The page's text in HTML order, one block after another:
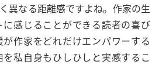
異なる距離感ですよね。作家の生
感じることができる読者の喜び
作家をどれだけエンパワーする
私自身もひしひしと実感するこ